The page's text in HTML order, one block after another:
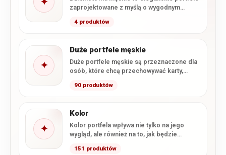
zaprojektowane z myślą o wygodnym
najważniejszych dokumentów.…
4 produktów
✦
Duże portfele męskie
Duże portfele męskie są przeznaczone dla
osób, które chcą przechowywać karty,
90 produktów
✦
Kolor
Kolor portfela wpływa nie tylko na jego
wygląd, ale również na to, jak będzie
151 produktów